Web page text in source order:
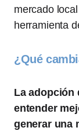
mercado
herramienta
¿Qué
La adopción
entender
generar una